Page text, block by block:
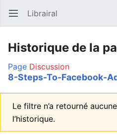
Ouvrir le menu principal Librairal
Historique de la
Page Discussion
8-Steps-To-Facebook-
Le filtre n’a retourné
l’historique.